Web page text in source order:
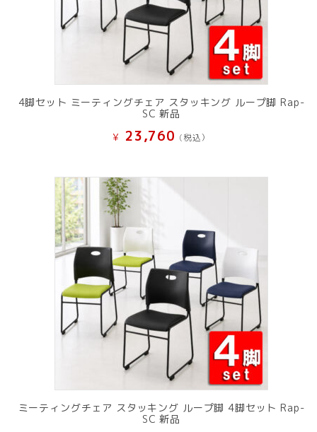
4脚セット ミーティングチェア スタッキング ループ脚 Rap-
SC 新品
¥ 23,760 (税込）
ミーティングチェア スタッキング ループ脚 4脚セット Rap-
SC 新品